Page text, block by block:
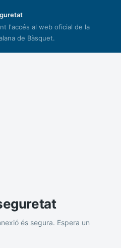
l'accés al web oficial de la
de Bàsquet.
és segura. Espera un